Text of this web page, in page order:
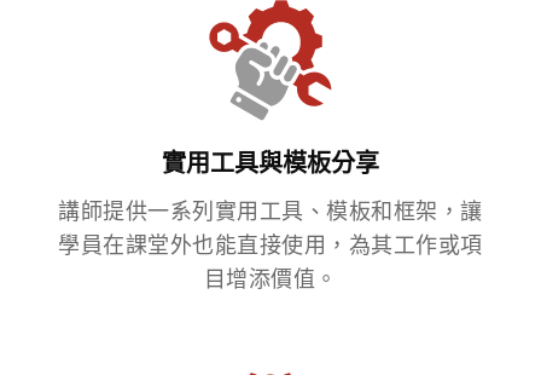
實用工具與模板分享
講師提供一系列實用工具、模板和框架，讓
學員在課堂外也能直接使用，為其工作或項
目增添價值。